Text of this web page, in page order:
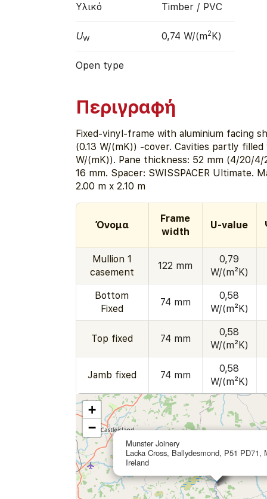
Υλικό Timber / PVC
UW 0,74 W/(m2K)
Open type
Περιγραφή
Fixed-vinyl-frame with aluminium facing
(0.13 W/(mK)) -cover. Cavities partly
W/(mK)). Pane thickness: 52 mm (4/20/
16 mm. Spacer: SWISSPACER Ultimate.
2.00 m x 2.10 m
Όνομα
Frame
width
U-value
Mullion 1
casement
122 mm
0,79
W/(m²K)
Bottom
Fixed
74 mm
0,58
W/(m²K)
Top fixed 74 mm
0,58
W/(m²K)
Jamb fixed 74 mm
0,58
W/(m²K)
Munster Joinery
Lacka Cross, Ballydesmond, P51 PD71,
Ireland
+
−